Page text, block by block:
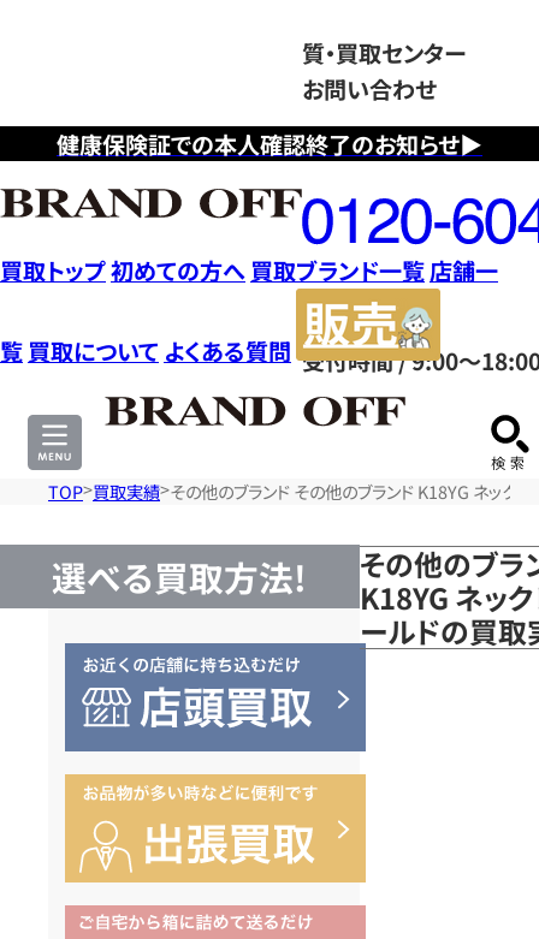
健康保険証での本人確認終了のお知らせ▶
質・買取センター
お問い合わせ
フ
リ
ー
ダ
イ
ヤ
ル
0120604117
受付時間 / 9:00～
買取トップ初めての方へ 買取ブランド一覧店舗一
覧 買取について よくある質問
サ
TOP 買取実績 その他のブランド その他のブランド K18YG ネック
選べる買取方法!
その他のブラ
K18YG ネッ
ールドの買取